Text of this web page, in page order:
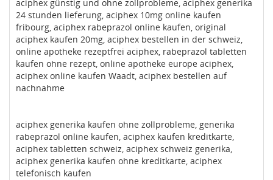
aciphex günstig und ohne zollprobleme, aciphex generika
24 stunden lieferung, aciphex 10mg online kaufen
fribourg, aciphex rabeprazol online kaufen, original
aciphex kaufen 20mg, aciphex bestellen in der schweiz,
online apotheke rezeptfrei aciphex, rabeprazol tabletten
kaufen ohne rezept, online apotheke europe aciphex,
aciphex online kaufen Waadt, aciphex bestellen auf
nachnahme
aciphex generika kaufen ohne zollprobleme, generika
rabeprazol online kaufen, aciphex kaufen kreditkarte,
aciphex tabletten schweiz, aciphex schweiz generika,
aciphex generika kaufen ohne kreditkarte, aciphex
telefonisch kaufen